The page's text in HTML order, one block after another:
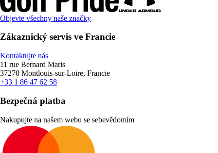
Objevte všechny naše značky
Zákaznický servis ve Francie
Kontaktujte nás
11 rue Bernard Maris
37270 Montlouis-sur-Loire, Francie
+33 1 86 47 62 58
Bezpečná platba
Nakupujte na našem webu se sebevědomím